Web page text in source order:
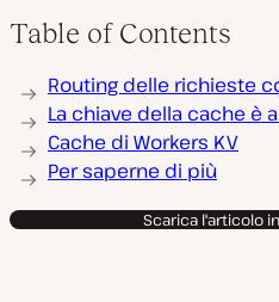
Table of Contents
Routing delle richieste
La chiave della cache è
Cache di Workers KV
Per saperne di più
Scarica l'articolo